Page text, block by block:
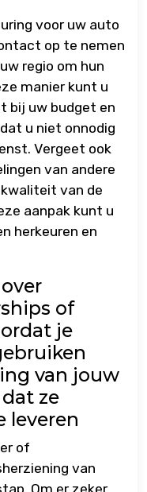
voor uw auto
op te nemen
regio om hun
manier kunt u
bij uw budget en
u niet onnodig
Vergeet ook
van andere
van de
aanpak kunt u
herkeuren en
of
je
van jouw
ze
leveren
of
van